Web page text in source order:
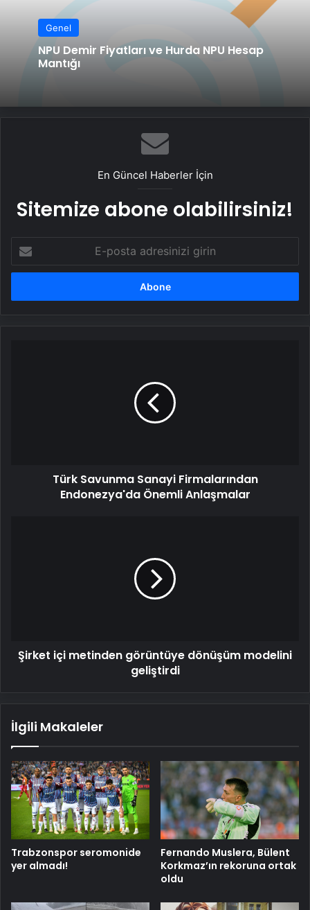
Genel
NPU Demir Fiyatları ve Hurda NPU Hesap
Mantığı
En Güncel Haberler İçin
Sitemize abone olabilirsiniz!
posta
adresinizi
Türk Savunma Sanayi Firmalarından
Endonezya'da Önemli Anlaşmalar
Şirket içi metinden görüntüye dönüşüm modelini
geliştirdi
İlgili Makaleler
Trabzonspor seromonide
yer almadı!
Fernando Muslera, Bülent
Korkmaz’ın rekoruna ortak
oldu